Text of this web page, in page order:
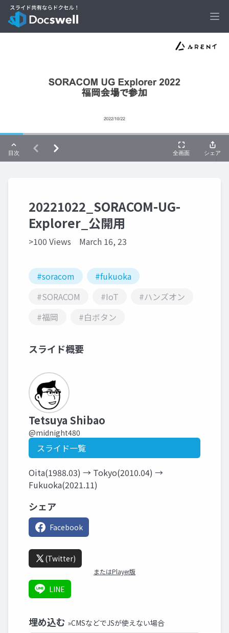
20221022_SORACOM-UG-
Explorer_公開用
>100 Views March 16, 23
#soracom
#fukuoka
#SORACOM
#IoT
#ハンズオン
#福岡
#白ボタン
スライド概要
Tetsuya Shibao
@midnight480
スライド一覧
Oita(1988.03) → Tokyo(2010.04) →
Fukuoka(2021.11)
シェア
Facebook
(Twitter)
またはPlayer版
LINE
埋め込む »CMSなどでJSが使えない場合